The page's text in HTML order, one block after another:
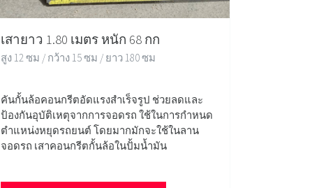
เสายาว 1.80 เมตร หนัก 68 กก
สูง 12 ซม / กว้าง 15 ซม / ยาว 180 ซม
คันกั้นล้อคอนกรีตอัดแรงสำเร็จรูป ช่วยลดและ
ป้องกันอุบัติเหตุจากการจอดรถ ใช้ในการกำหนด
ตำแหน่งหยุดรถยนต์ โดยมากมักจะใช้ในลาน
จอดรถ เสาคอนกรีตกั้นล้อในปั้มน้ำมัน